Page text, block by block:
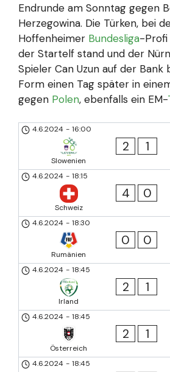
Endrunde am Sonntag gegen
Herzegowina. Die Türken, bei
Hoffenheimer Bundesliga-Profi
der Startelf stand und der
Spieler Can Uzun auf der
Form einen Tag später in
gegen Polen, ebenfalls ein EM-
4.6.2024 - 16:00
Slowenien
2 1
4.6.2024 - 18:15
Schweiz
4 0
4.6.2024 - 18:30
Rumänien
0 0
4.6.2024 - 18:45
Irland
2 1
4.6.2024 - 18:45
Österreich
2 1
4.6.2024 - 18:45